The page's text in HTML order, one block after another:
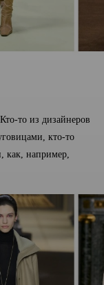
то из дизайнеров
кто-то
как, например,